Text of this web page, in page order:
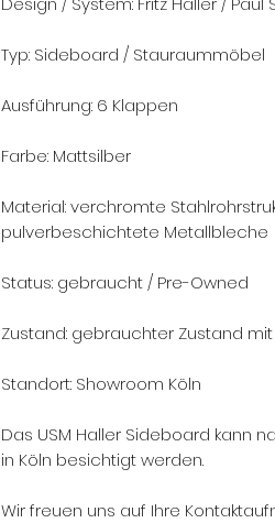
Typ: Sideboard / Stauraummöbel
Ausführung: 6 Klappen
Farbe: Mattsilber
Material: verchromte
pulverbeschichtete Metallbleche
Status: gebraucht / Pre-Owned
Zustand: gebrauchter Zustand
Standort: Showroom Köln
Das USM Haller Sideboard kann
in Köln besichtigt werden.
Wir freuen uns auf Ihre